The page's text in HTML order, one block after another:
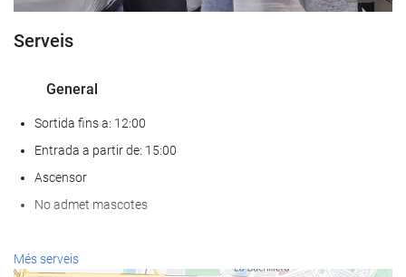
Serveis
General
Sortida fins a: 12:00
Entrada a partir de: 15:00
Ascensor
No admet mascotes
Serveis de recepci?
Més serveis